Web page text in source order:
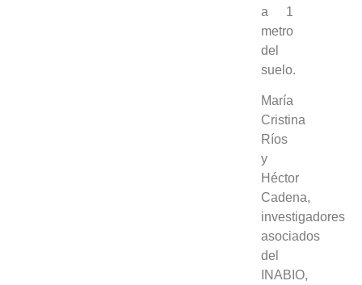
a 1
metro
del
suelo.
María
Cristina
Ríos
y
Héctor
Cadena,
investigadores
asociados
del
INABIO,